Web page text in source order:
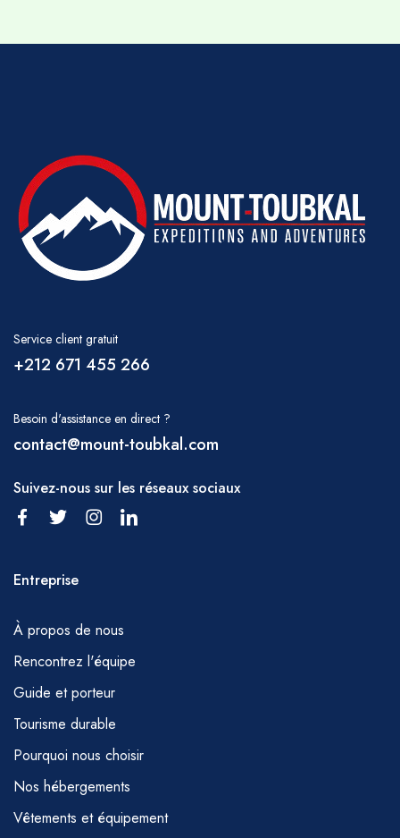
Service client gratuit
+212 671 455 266
Besoin d'assistance en direct ?
contact@mount-toubkal.com
Suivez-nous sur les réseaux sociaux
Entreprise
À propos de nous
Rencontrez l'équipe
Guide et porteur
Tourisme durable
Pourquoi nous choisir
Nos hébergements
Vêtements et équipement